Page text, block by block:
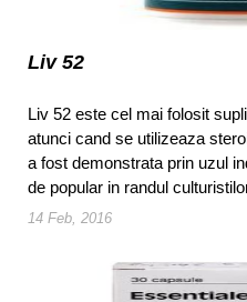
Liv 52
Liv 52 este cel mai folosit
atunci cand se utilizeaza
a fost demonstrata prin uzul
de popular in randul
14 Feb, 2016